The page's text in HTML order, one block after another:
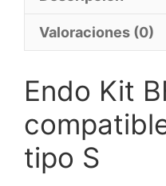
Valoraciones (0)
Endo Kit
tipo S